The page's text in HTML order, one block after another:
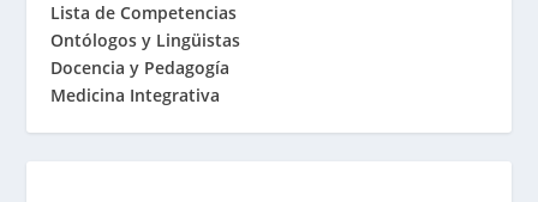
Lista de Competencias
Ontólogos y Lingüistas
Docencia y Pedagogía
Medicina Integrativa